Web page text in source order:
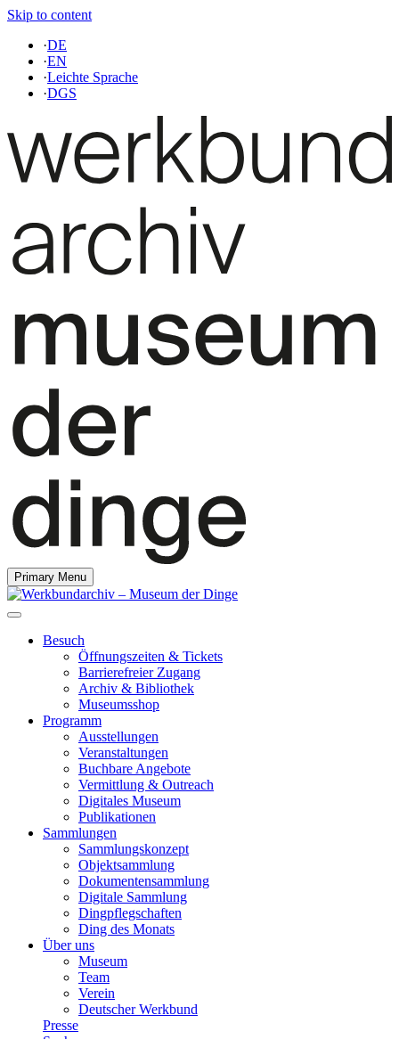
Skip to content
·DE
·EN
·Leichte Sprache
·DGS
Primary Menu
Besuch
Öffnungszeiten & Tickets
Barrierefreier Zugang
Archiv & Bibliothek
Museumsshop
Programm
Ausstellungen
Veranstaltungen
Buchbare Angebote
Vermittlung & Outreach
Digitales Museum
Publikationen
Sammlungen
Sammlungskonzept
Objektsammlung
Dokumentensammlung
Digitale Sammlung
Dingpflegschaften
Ding des Monats
Über uns
Museum
Team
Verein
Deutscher Werkbund
Presse